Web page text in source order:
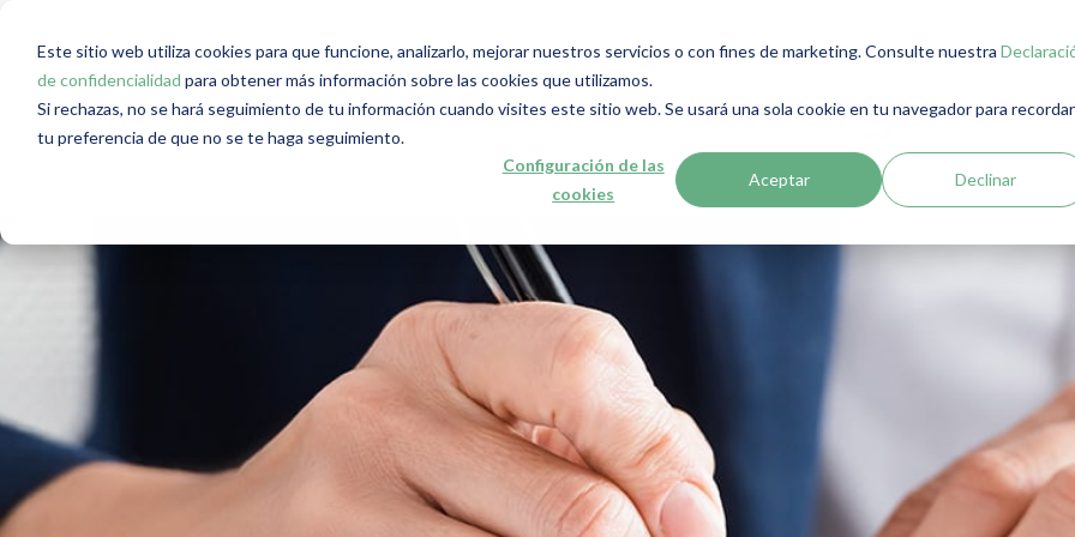
Este sitio web utiliza cookies para que funcione, analizarlo, mejorar nuestros servicios o con fines de marketing. Consulte nuestra
de confidencialidad para obtener más información sobre las cookies que utilizamos.
Si rechazas, no se hará seguimiento de tu información cuando visites este sitio web. Se usará una sola cookie en tu navegador para recordar
tu preferencia de que no se te haga seguimiento.
Configuración de las
cookies
Aceptar Declinar
Aprobar la carta de encargo